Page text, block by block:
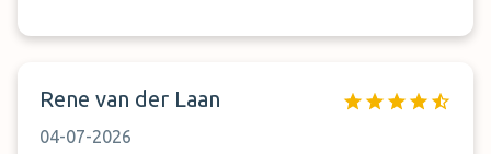
Rene van der Laan
04-07-2026